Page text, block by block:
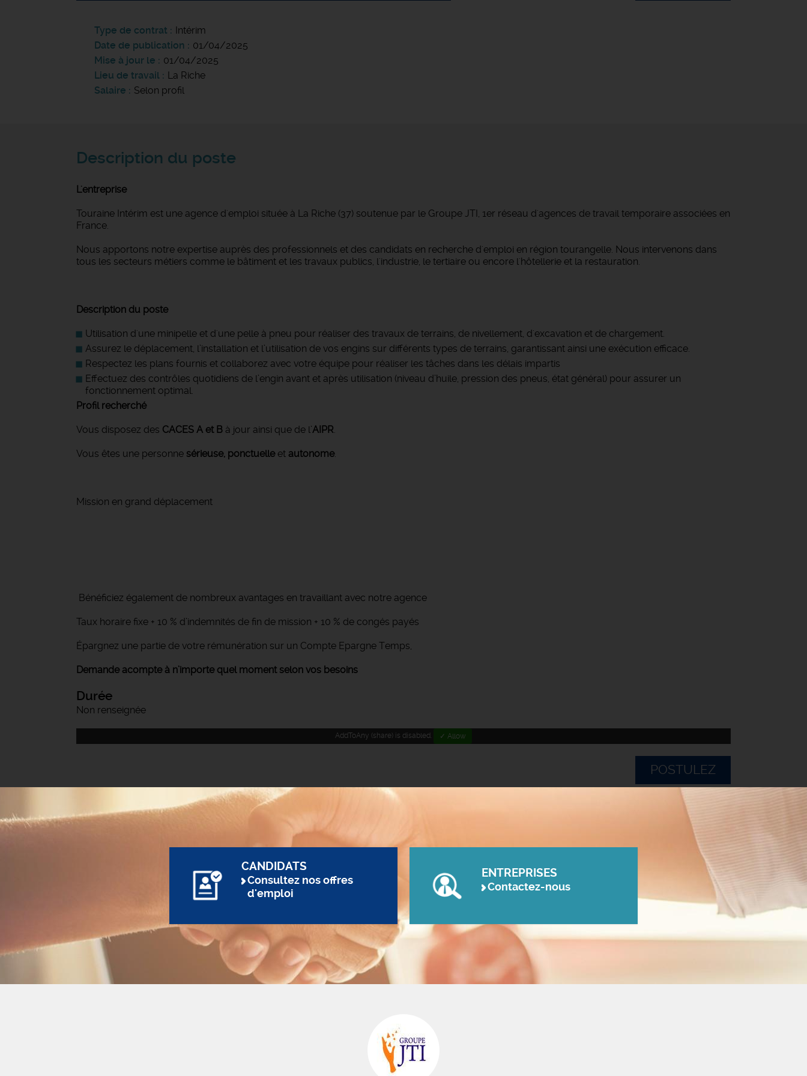
Type de contrat
Intérim
Date de publication
01/04/2025
Mise à jour le
01/04/2025
Lieu de travail
La Riche
Salaire
Selon profil
Description du poste
L'entreprise
Touraine Intérim est une agence d'emploi située à La Riche (37) soutenue par le Groupe JTI, 1er réseau d'agences de travail temporaire associées en
France.
Nous apportons notre expertise auprès des professionnels et des candidats en recherche d'emploi en région tourangelle. Nous intervenons dans
tous les secteurs métiers comme le bâtiment et les travaux publics, l'industrie, le tertiaire ou encore l'hôtellerie et la restauration.
Description du poste
Utilisation d'une minipelle et d'une pelle à pneu pour réaliser des travaux de terrains, de nivellement, d'excavation et de chargement.
Assurez le déplacement, l’installation et l’utilisation de vos engins sur différents types de terrains, garantissant ainsi une exécution efficace.
Respectez les plans fournis et collaborez avec votre équipe pour réaliser les tâches dans les délais impartis
Effectuez des contrôles quotidiens de l’engin avant et après utilisation (niveau d’huile, pression des pneus, état général) pour assurer un
fonctionnement optimal.
Profil recherché
Vous disposez des CACES A et B à jour ainsi que de l’AIPR.
Vous êtes une personne sérieuse, ponctuelleet autonome.
Mission en grand déplacement
Bénéficiez également de nombreux avantages en travaillant avec notre agence
Taux horaire fixe + 10 % d’indemnités de fin de mission + 10 % de congés payés
Épargnez une partie de votre rémunération sur un Compte Epargne Temps,
Demande acompte à n’importe quel moment selon vos besoins
Durée
Non renseignée
AddToAny (share) is disabled. ✓ Allow
POSTULEZ
CANDIDATS
Consultez nos offres
d'emploi
ENTREPRISES
Contactez-nous